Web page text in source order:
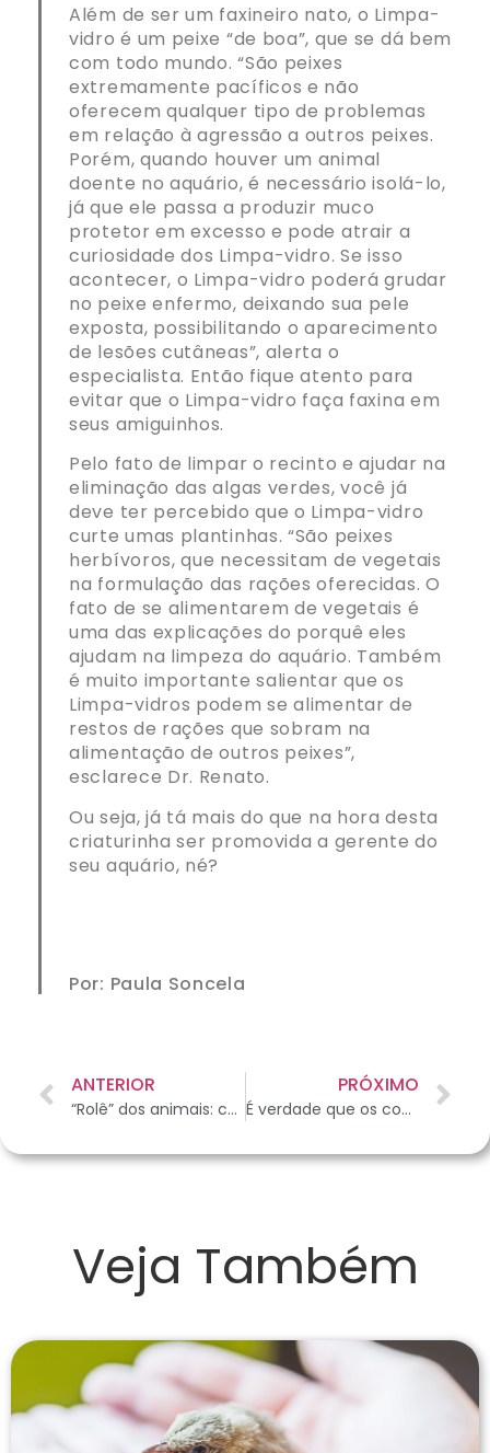
Além de ser um faxineiro nato, o Limpa-
vidro é um peixe “de boa”, que se dá bem
com todo mundo. “São peixes
extremamente pacíficos e não
oferecem qualquer tipo de problemas
em relação à agressão a outros peixes.
Porém, quando houver um animal
doente no aquário, é necessário isolá-lo,
já que ele passa a produzir muco
protetor em excesso e pode atrair a
curiosidade dos Limpa-vidro. Se isso
acontecer, o Limpa-vidro poderá grudar
no peixe enfermo, deixando sua pele
exposta, possibilitando o aparecimento
de lesões cutâneas”, alerta o
especialista. Então fique atento para
evitar que o Limpa-vidro faça faxina em
seus amiguinhos.
Pelo fato de limpar o recinto e ajudar na
eliminação das algas verdes, você já
deve ter percebido que o Limpa-vidro
curte umas plantinhas. “São peixes
herbívoros, que necessitam de vegetais
na formulação das rações oferecidas. O
fato de se alimentarem de vegetais é
uma das explicações do porquê eles
ajudam na limpeza do aquário. Também
é muito importante salientar que os
Limpa-vidros podem se alimentar de
restos de rações que sobram na
alimentação de outros peixes”,
esclarece Dr. Renato.
Ou seja, já tá mais do que na hora desta
criaturinha ser promovida a gerente do
seu aquário, né?
Por: Paula Soncela
ANTERIOR
“Rolê” dos animais: como transportar seu pet
PRÓXIMO
É verdade que os coelhos precisam comer cenoura?
Veja Também